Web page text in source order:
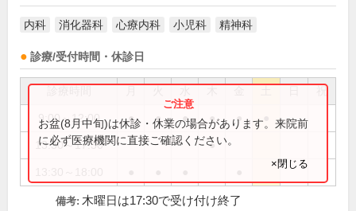
内科 消化器科 心療内科 小児科 精神科
診療/受付時間・休診日
祝
9:00～12:00 ● ● ● ● ●
13:30～17:30 ●
お盆(8月中旬)は休診・休業の場合があります。来院前
に必ず医療機関に直接ご確認ください。
×閉じる
備考: 木曜日は17:30で受け付け終了